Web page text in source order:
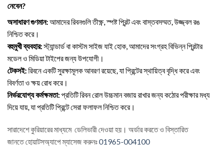
নেবেন?
অসাধারণ গুণমান:আমাদের রিবনগুলি তীক্ষ্ণ, স্পষ্ট প্রিন্ট এবং বাস্তবসম্মত, উজ্জ্বল রঙ
নিশ্চিত করে।
বহুমুখী ব্যবহার:স্ট্যান্ডার্ড বা কাস্টম সাইজ যাই হোক, আমাদের সংগ্রহ বিভিন্ন প্রিন্টার
মডেল ও মিডিয়া টাইপের জন্য উপযোগী।
টেকসই:রিবনে একটি সুরক্ষামূলক আবরণ রয়েছে, যা প্রিন্টের স্থায়িত্ব বৃদ্ধি করে এবং
বিবর্ণতা ও ক্ষয় রোধ করে।
নির্ভরযোগ্য কর্মক্ষমতা:প্রতিটি রিবন রোল উচ্চমান বজায় রাখার জন্য কঠোর পরীক্ষার মধ্য
দিয়ে যায়, যা প্রতিটি প্রিন্টে সেরা ফলাফল নিশ্চিত করে।
সারাদেশে কুরিয়ারের মাধ্যমে ডেলিভারী দেওয়া হয়। অর্ডার করতে ও বিস্তারিত
জানতেহোয়াটসঅ্যাপে ম্যাসেজকরুনঃ01965-004100